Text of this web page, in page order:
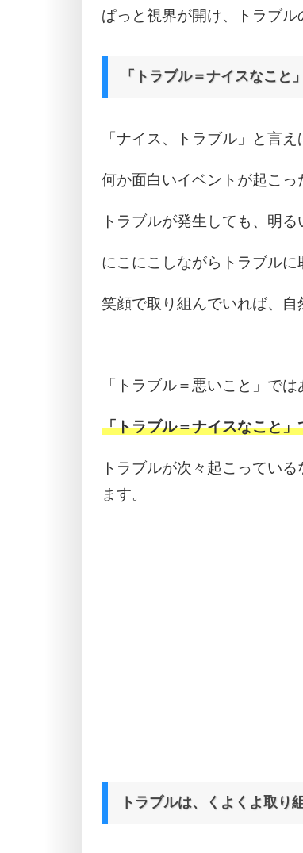
ぱっと視界が開け、トラブル
「トラブル＝ナイスなこと」
「ナイス、トラブル」と言
何か面白いイベントが起こっ
トラブルが発生しても、明
にこにこしながらトラブルに
笑顔で取り組んでいれば、自
「トラブル＝悪いこと」では
「トラブル＝ナイスなこと」
トラブルが次々起こってい
ます。
トラブルは、くよくよ取り